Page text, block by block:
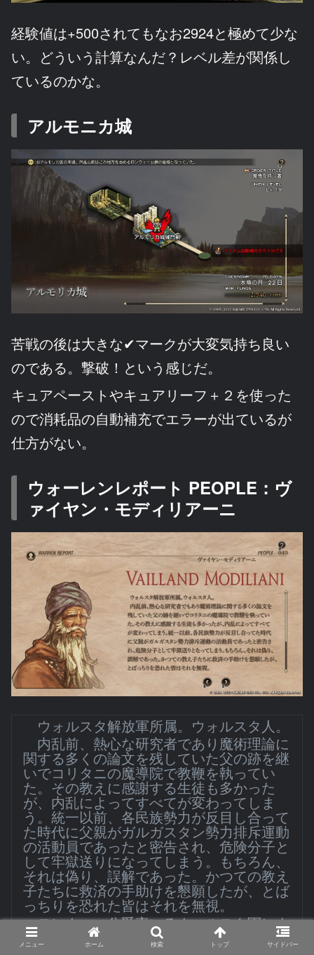
経験値は+500されてもなお2924と極めて少な
い。どういう計算なんだ？レベル差が関係し
ているのかな。
アルモニカ城
苦戦の後は大きな✔マークが大変気持ち良い
のである。撃破！という感じだ。
キュアペーストやキュアリーフ＋２を使った
ので消耗品の自動補充でエラーが出ているが
仕方がない。
ウォーレンレポート PEOPLE：ヴ
ァイヤン・モディリアーニ
ウォルスタ解放軍所属。ウォルスタ人。
内乱前、熱心な研究者であり魔術理論に
関する多くの論文を残していた父の跡を継
いでコリタニの魔導院で教鞭を執ってい
た。その教えに感謝する生徒も多かった
が、内乱によってすべてが変わってしま
う。統一以前、各民族勢力が反目し合って
た時代に父親がガルガスタン勢力排斥運動
の活動員であったと密告され、危険分子と
して牢獄送りになってしまう。もちろん、
それは偽り、誤解であった。かつての教え
子たちに救済の手助けを懇願したが、とば
っちりを恐れた皆はそれを無視。
ロンウェー公爵率いるウォルスタ軍によ
って助け出されたモディリアーニは軍へ志
メニュー ホーム 検索 トップ サイドバー